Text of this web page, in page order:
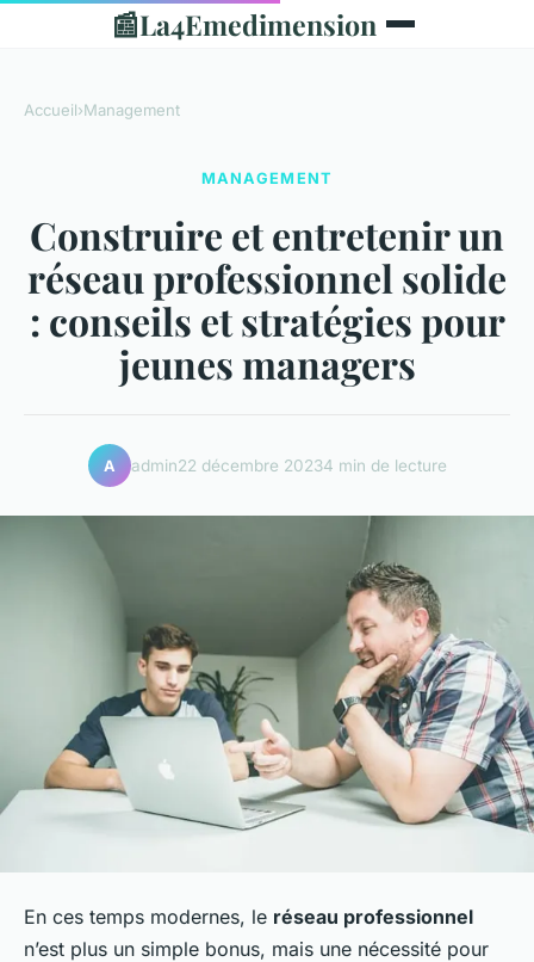
📰La4Emedimension
Accueil›Management
MANAGEMENT
Construire et entretenir un
réseau professionnel solide
: conseils et stratégies pour
jeunes managers
A admin22 décembre 20234 min de lecture
En ces temps modernes, le réseau professionnel
n’est plus un simple bonus, mais une nécessité pour